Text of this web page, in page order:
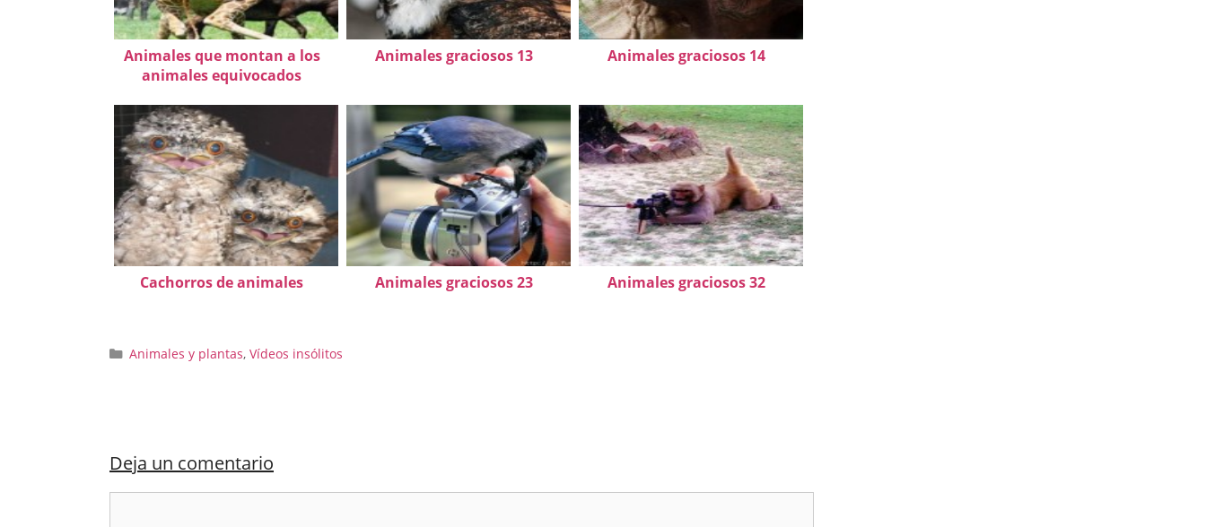
Animales que montan a los
animales equivocados
Animales graciosos 13 Animales graciosos 14
Cachorros de animales Animales graciosos 23 Animales graciosos 32
Categorías
Animales y plantas, Vídeos insólitos
Deja un comentario